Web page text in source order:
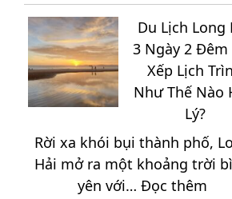
Du Lịch Long
3 Ngày 2 Đêm
Xếp Lịch
Như Thế Nào
Lý?
Rời xa khói bụi thành phố,
Hải mở ra một khoảng trời
yên với… Đọc thêm